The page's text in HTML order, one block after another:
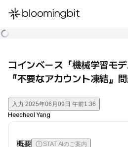
한국어
コインベース「機械学習モ
『不要なアカウント凍結』問
入力 2025年06月09日 午前1:36
Heecheol Yang
概要 STAT AIのご案内